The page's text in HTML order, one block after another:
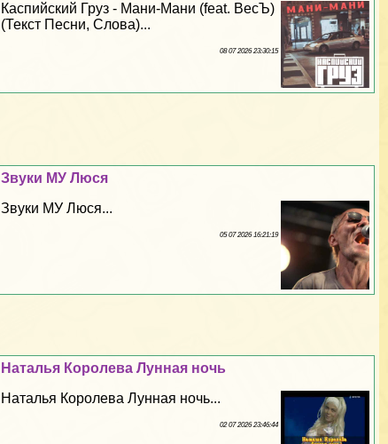
Каспийский Груз - Мани-Мани (feat. ВесЪ)
(Текст Песни, Слова)...
08 07 2026 23:30:15
Звуки МУ Люся
Звуки МУ Люся...
05 07 2026 16:21:19
Наталья Королева Лунная ночь
Наталья Королева Лунная ночь...
02 07 2026 23:46:44